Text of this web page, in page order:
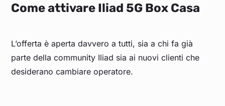
Come attivare Iliad 5G Box Casa
L’offerta è aperta davvero a tutti, sia a chi fa già
parte della community Iliad sia ai nuovi clienti che
desiderano cambiare operatore.